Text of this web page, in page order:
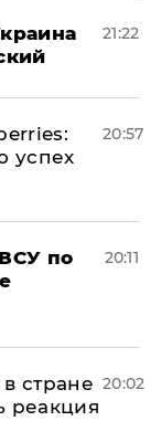
21:22
успех
20:57
по
20:11
стране
реакция
20:02